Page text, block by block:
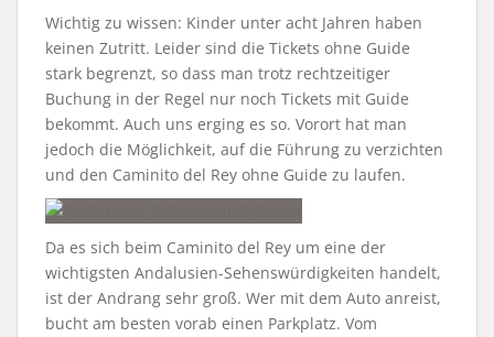
Wichtig zu wissen: Kinder unter acht Jahren haben
keinen Zutritt. Leider sind die Tickets ohne Guide
stark begrenzt, so dass man trotz rechtzeitiger
Buchung in der Regel nur noch Tickets mit Guide
bekommt. Auch uns erging es so. Vorort hat man
jedoch die Möglichkeit, auf die Führung zu verzichten
und den Caminito del Rey ohne Guide zu laufen.
Da es sich beim Caminito del Rey um eine der
wichtigsten Andalusien-Sehenswürdigkeiten handelt,
ist der Andrang sehr groß. Wer mit dem Auto anreist,
bucht am besten vorab einen Parkplatz. Vom